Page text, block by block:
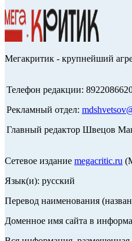
Мегакритик - крупнейший
Телефон редакции:
Рекламный отдел:
Главный редактор Швецов
Сетевое издание megacritic.ru
Язык(и): русский
Перевод наименования
Доменное имя сайта в